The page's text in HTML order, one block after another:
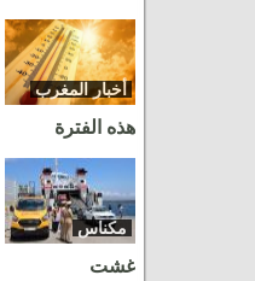
أخبار المغرب
هذه الفترة
مكناس
غشت